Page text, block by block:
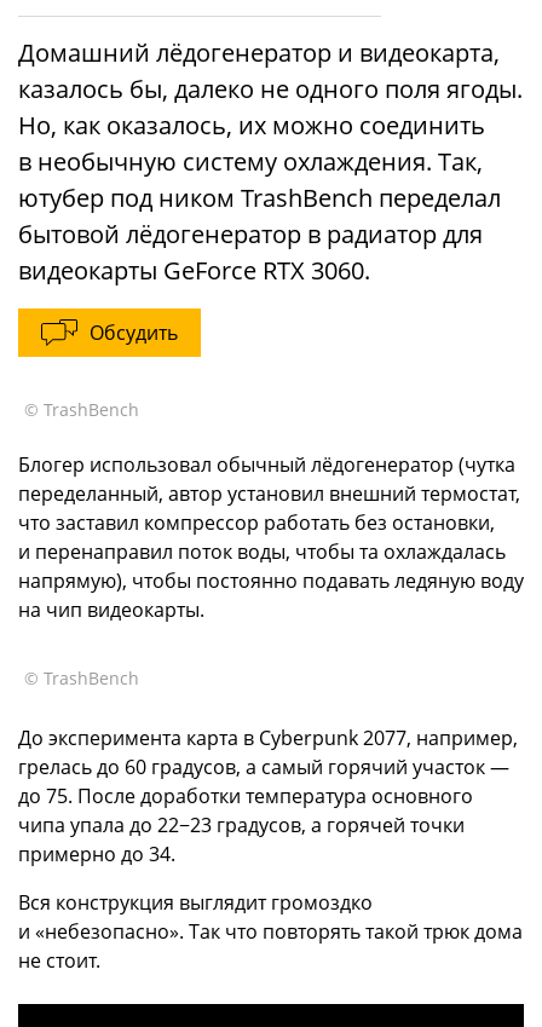
Домашний лёдогенератор и видеокарта,
казалось бы, далеко не одного поля ягоды.
Но, как оказалось, их можно соединить
в необычную систему охлаждения. Так,
ютубер под ником TrashBench переделал
бытовой лёдогенератор в радиатор для
видеокарты GeForce RTX 3060.
Обсудить
© TrashBench
Блогер использовал обычный лёдогенератор (чутка
переделанный, автор установил внешний термостат,
что заставил компрессор работать без остановки,
и перенаправил поток воды, чтобы та охлаждалась
напрямую), чтобы постоянно подавать ледяную воду
на чип видеокарты.
© TrashBench
До эксперимента карта в Cyberpunk 2077, например,
грелась до 60 градусов, а самый горячий участок —
до 75. После доработки температура основного
чипа упала до 22−23 градусов, а горячей точки
примерно до 34.
Вся конструкция выглядит громоздко
и «небезопасно». Так что повторять такой трюк дома
не стоит.